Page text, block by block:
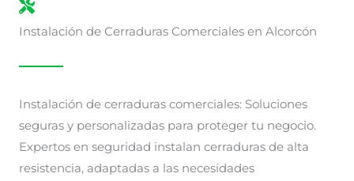
Instalación de Cerraduras Comerciales en Alcorcón
Instalación de cerraduras comerciales: Soluciones
seguras y personalizadas para proteger tu negocio.
Expertos en seguridad instalan cerraduras de alta
resistencia, adaptadas a las necesidades